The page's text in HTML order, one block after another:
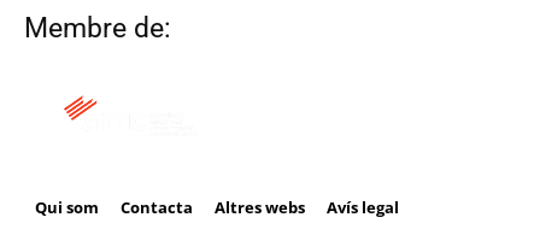
Membre de:
Qui som Contacta Altres webs Avís legal